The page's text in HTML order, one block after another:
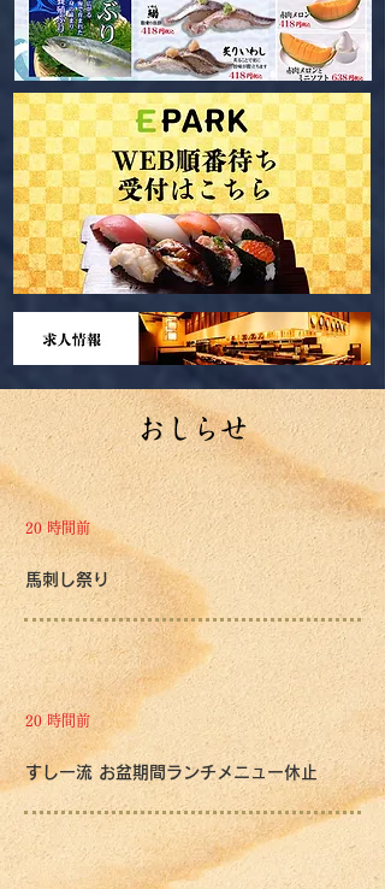
​おしらせ
馬刺し祭り
20 時間前
すし一流 お盆期間ランチメニュー休止
20 時間前